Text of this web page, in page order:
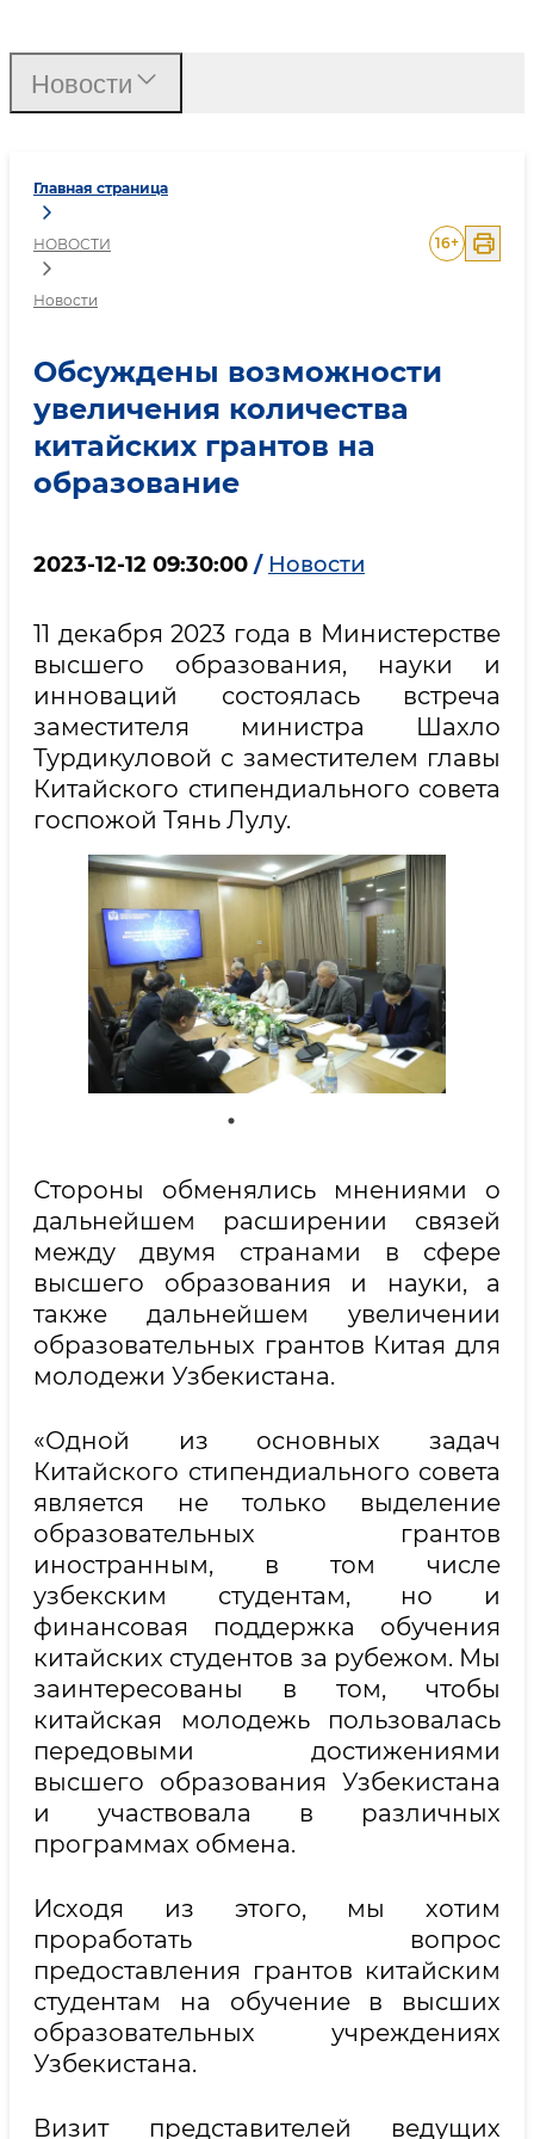
Главная страница
НОВОСТИ
Новости
16+
Обсуждены возможности
увеличения количества
китайских грантов на
образование
2023-12-12 09:30:00 / Новости
11 декабря 2023 года в Министерстве
высшего образования, науки и
инноваций состоялась встреча
заместителя министра Шахло
Турдикуловой с заместителем главы
Китайского стипендиального совета
госпожой Тянь Лулу.
Стороны обменялись мнениями о
дальнейшем расширении связей
между двумя странами в сфере
высшего образования и науки, а
также дальнейшем увеличении
образовательных грантов Китая для
молодежи Узбекистана.
«Одной из основных задач
Китайского стипендиального совета
является не только выделение
образовательных грантов
иностранным, в том числе
узбекским студентам, но и
финансовая поддержка обучения
китайских студентов за рубежом. Мы
заинтересованы в том, чтобы
китайская молодежь пользовалась
передовыми достижениями
высшего образования Узбекистана
и участвовала в различных
программах обмена.
Исходя из этого, мы хотим
проработать вопрос
предоставления грантов китайским
студентам на обучение в высших
образовательных учреждениях
Узбекистана.
Визит представителей ведущих
Новости